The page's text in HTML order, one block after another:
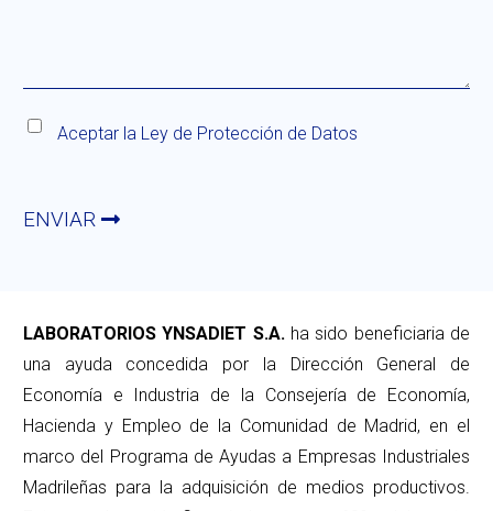
Aceptar la Ley de Protección de Datos
ENVIAR
LABORATORIOS YNSADIET S.A.ha sido beneficiaria de
una ayuda concedida por la Dirección General de
Economía e Industria de la Consejería de Economía,
Hacienda y Empleo de la Comunidad de Madrid, en el
marco del Programa de Ayudas a Empresas Industriales
Madrileñas para la adquisición de medios productivos.